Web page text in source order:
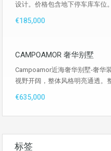
设计。价格包含地下停车库车位
€185,000
CAMPOAMOR 奢华别墅
Campoamor近海奢华别墅-奢华
视野开阔，整体风格明亮通透。
€635,000
标签